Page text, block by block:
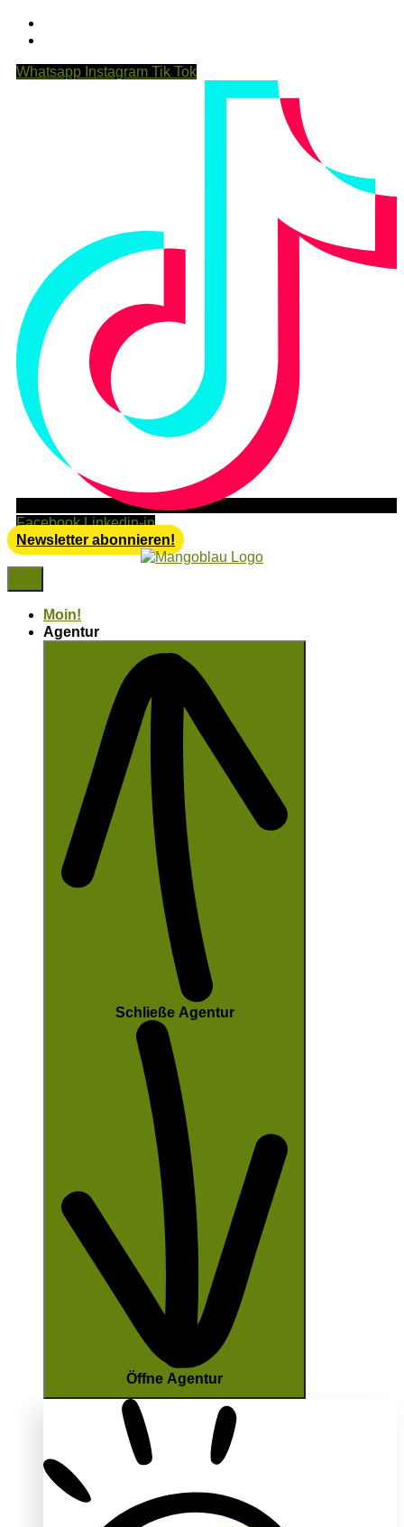
Whatsapp Instagram Tik Tok
Facebook Linkedin-in
Newsletter abonnieren!
Moin!
Agentur
Schließe Agentur
Öffne Agentur